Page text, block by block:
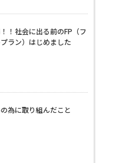
！社会に出る前のFP（フ
ラン）はじめました
為に取り組んだこと